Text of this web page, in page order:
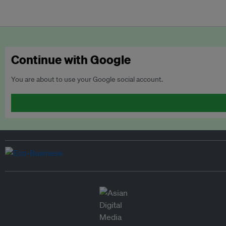
Continue with Google
You are about to use your Google social account.